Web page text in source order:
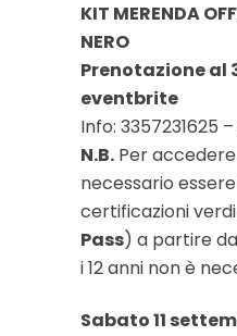
KIT MERENDA
NERO
Prenotazione al
eventbrite
Info: 3357231625
N.B. Per
necessario
certificazioni
Pass) a partire
i 12 anni non è
Sabato 11